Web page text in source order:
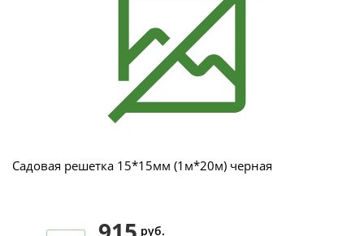
Садовая решетка 15*15мм (1м*20м) черная
руб.